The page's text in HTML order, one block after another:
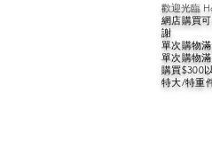
歡迎光臨
網店購買
謝
單次購物
單次購物
購買$300
特大/特重